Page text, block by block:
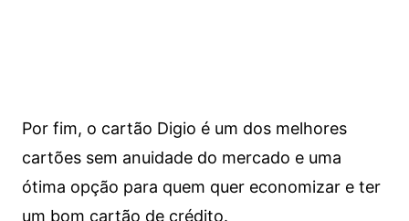
Por fim, o cartão Digio é um dos melhores
cartões sem anuidade do mercado e uma
ótima opção para quem quer economizar e ter
um bom cartão de crédito.